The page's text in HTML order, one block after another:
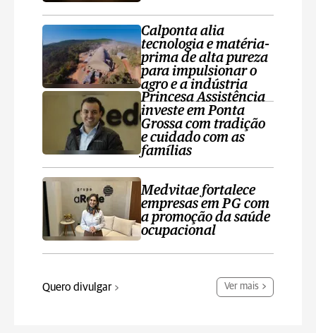
Calponta alia
tecnologia e matéria-
prima de alta pureza
para impulsionar o
agro e a indústria
Princesa Assistência
investe em Ponta
Grossa com tradição
e cuidado com as
famílias
Medvitae fortalece
empresas em PG com
a promoção da saúde
ocupacional
Quero divulgar Ver mais